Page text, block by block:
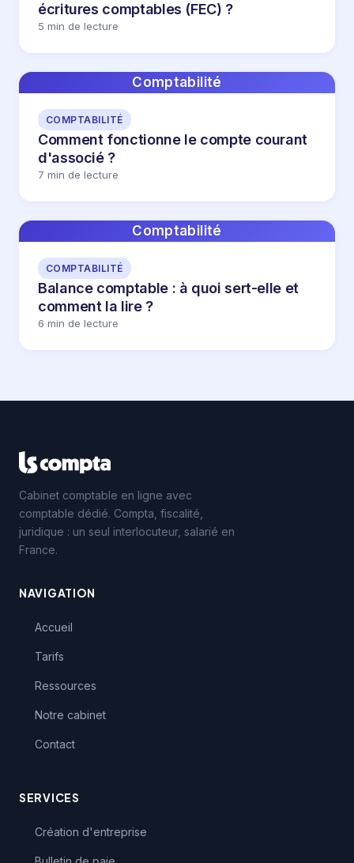
écritures comptables (FEC) ?
5 min de lecture
Comptabilité
COMPTABILITÉ
Comment fonctionne le compte courant
d'associé ?
7 min de lecture
Comptabilité
COMPTABILITÉ
Balance comptable : à quoi sert-elle et
comment la lire ?
6 min de lecture
Cabinet comptable en ligne avec
comptable dédié. Compta, fiscalité,
juridique : un seul interlocuteur, salarié en
France.
NAVIGATION
Accueil
Tarifs
Ressources
Notre cabinet
Contact
SERVICES
Création d'entreprise